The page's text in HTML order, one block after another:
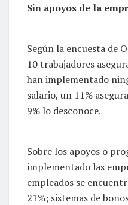
Sin apoyos de la
Según la encuesta de
10 trabajadores
han implementado
salario, un 11%
9% lo desconoce.
Sobre los apoyos o
implementado las
empleados se
21%; sistemas de